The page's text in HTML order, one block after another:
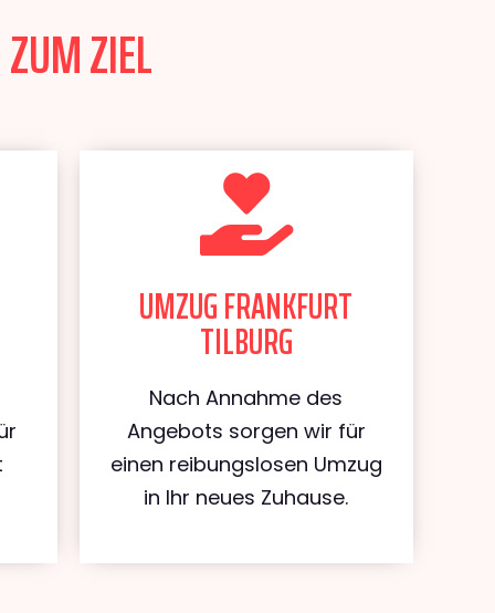
ZIEL
UMZUG FRANKFURT
TILBURG
Nach Annahme des
Angebots sorgen wir für
einen reibungslosen Umzug
in Ihr neues Zuhause.